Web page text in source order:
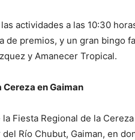
actividades a las 10:30
de premios, y un gran bingo
y Amanecer Tropical.
Cereza en Gaiman
Fiesta Regional de la
Río Chubut, Gaiman, en